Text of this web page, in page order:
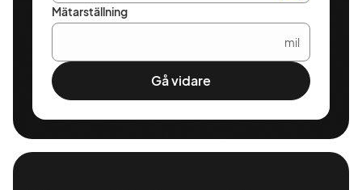
Mätarställning
mil
Gå vidare